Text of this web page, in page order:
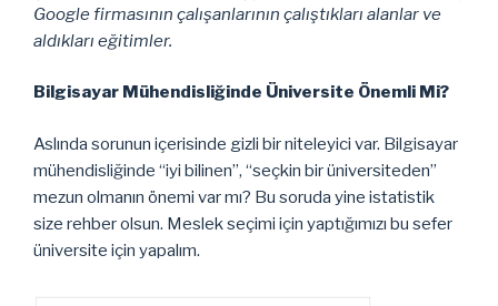
Google firmasının çalışanlarının çalıştıkları alanlar ve
aldıkları eğitimler.
Bilgisayar Mühendisliğinde Üniversite Önemli Mi?
Aslında sorunun içerisinde gizli bir niteleyici var. Bilgisayar
mühendisliğinde “iyi bilinen”, “seçkin bir üniversiteden”
mezun olmanın önemi var mı? Bu soruda yine istatistik
size rehber olsun. Meslek seçimi için yaptığımızı bu sefer
üniversite için yapalım.